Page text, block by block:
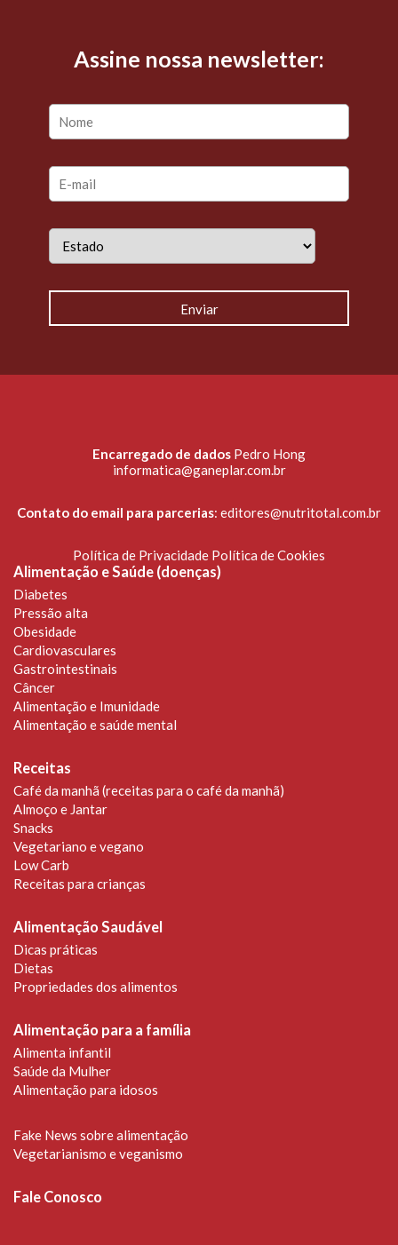
Assine nossa newsletter:
Encarregado de dados Pedro Hong
informatica@ganeplar.com.br
Contato do email para parcerias: editores@nutritotal.com.br
Política de Privacidade Política de Cookies
Alimentação e Saúde (doenças)
Diabetes
Pressão alta
Obesidade
Cardiovasculares
Gastrointestinais
Câncer
Alimentação e Imunidade
Alimentação e saúde mental
Receitas
Café da manhã (receitas para o café da manhã)
Almoço e Jantar
Snacks
Vegetariano e vegano
Low Carb
Receitas para crianças
Alimentação Saudável
Dicas práticas
Dietas
Propriedades dos alimentos
Alimentação para a família
Alimenta infantil
Saúde da Mulher
Alimentação para idosos
Fake News sobre alimentação
Vegetarianismo e veganismo
Fale Conosco